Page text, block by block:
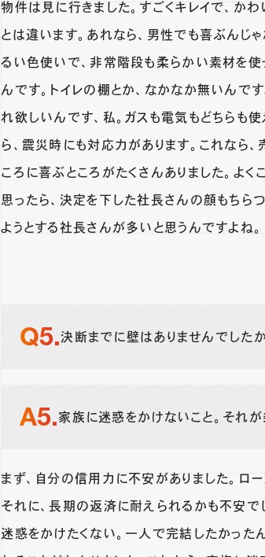
物件は見に行きました。すごくキレイで、か
とは違います。あれなら、男性でも喜ぶんじ
るい色使いで、非常階段も柔らかい素材を使
んです。トイレの棚とか、なかなか無いんで
れ欲しいんです、私。ガスも電気もどちらも
ら、震災時にも対応力があります。これなら
ころに喜ぶところがたくさんありました。よ
思ったら、決定を下した社長さんの顔もちら
ようとする社長さんが多いと思うんですよね。
決断までに壁はありませんでしたか
家族に迷惑をかけないこと。それが
まず、自分の信用力に不安がありました。ロ
それに、長期の返済に耐えられるかも不安で
迷惑をかけたくない。一人で完結したかった